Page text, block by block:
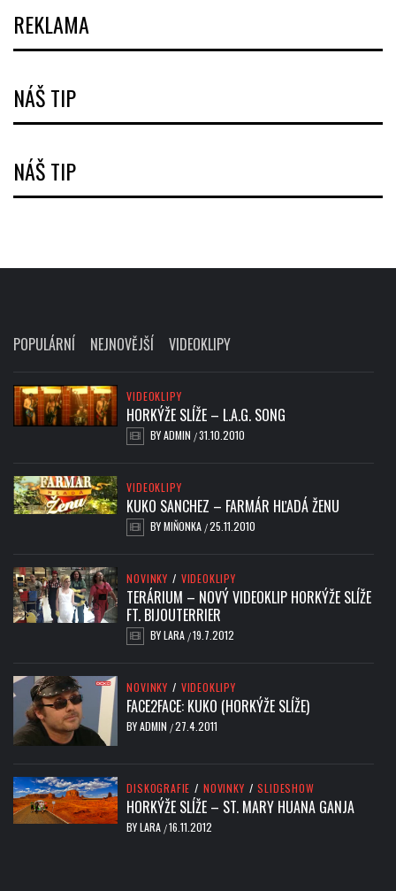
REKLAMA
NÁŠ TIP
NÁŠ TIP
POPULÁRNÍ NEJNOVĚJŠÍ VIDEOKLIPY
VIDEOKLIPY
HORKÝŽE SLÍŽE – L.A.G. SONG
BYADMIN /31.10.2010
VIDEOKLIPY
KUKO SANCHEZ – FARMÁR HĽADÁ ŽENU
BYMIŇONKA /25.11.2010
NOVINKY / VIDEOKLIPY
TERÁRIUM – NOVÝ VIDEOKLIP HORKÝŽE SLÍŽE
FT. BIJOUTERRIER
BYLARA /19.7.2012
NOVINKY / VIDEOKLIPY
FACE2FACE: KUKO (HORKÝŽE SLÍŽE)
BYADMIN /27.4.2011
DISKOGRAFIE / NOVINKY / SLIDESHOW
HORKÝŽE SLÍŽE – ST. MARY HUANA GANJA
BYLARA /16.11.2012